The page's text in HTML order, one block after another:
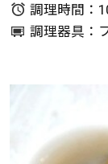
調理時間：
調理器具：